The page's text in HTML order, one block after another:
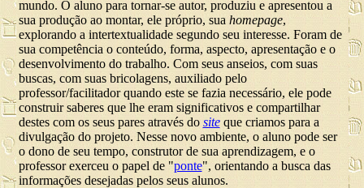
mundo. O aluno para tornar-se autor, produziu e apresentou a
sua produção ao montar, ele próprio, sua homepage,
explorando a intertextualidade segundo seu interesse. Foram de
sua competência o conteúdo, forma, aspecto, apresentação e o
desenvolvimento do trabalho. Com seus anseios, com suas
buscas, com suas bricolagens, auxiliado pelo
professor/facilitador quando este se fazia necessário, ele pode
construir saberes que lhe eram significativos e compartilhar
destes com os seus pares através do siteque criamos para a
divulgação do projeto. Nesse novo ambiente, o aluno pode ser
o dono de seu tempo, construtor de sua aprendizagem, e o
professor exerceu o papel de "ponte", orientando a busca das
informações desejadas pelos seus alunos.